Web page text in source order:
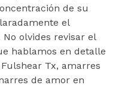
de su
el
olvides revisar el
hablamos en detalle
Tx, amarres
de amor en